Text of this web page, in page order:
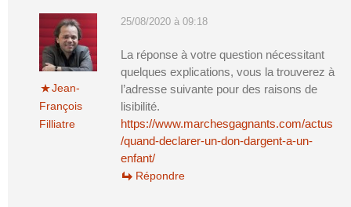
Jean-
François
Filliatre
25/08/2020 à 09:18
La réponse à votre question nécessitant
quelques explications, vous la trouverez à
l’adresse suivante pour des raisons de
lisibilité.
https://www.marchesgagnants.com/actus
/quand-declarer-un-don-dargent-a-un-
enfant/
Répondre